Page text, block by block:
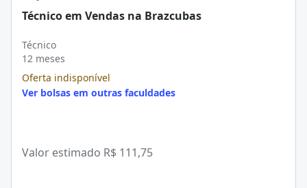
Técnico em Vendas na Brazcubas
Técnico
12 meses
Oferta indisponível
Ver bolsas em outras faculdades
Valor estimado R$ 111,75